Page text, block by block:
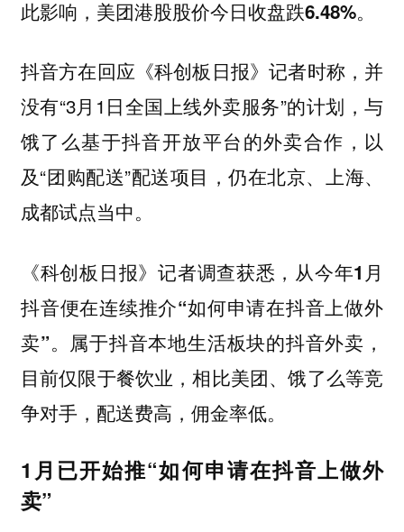
此影响，美团港股股价今日收盘跌6.48%。
抖音方在回应《科创板日报》记者时称，并
没有“3月1日全国上线外卖服务”的计划，与
饿了么基于抖音开放平台的外卖合作，以
及“团购配送”配送项目，仍在北京、上海、
成都试点当中。
《科创板日报》记者调查获悉， 从今年1月
抖音便在连续推介“如何申请在抖音上做外
卖”。属于抖音本地生活板块的抖音外卖，
目前仅限于餐饮业，相比美团、饿了么等竞
争对手，配送费高，佣金率低。
1月已开始推“如何申请在抖音上做外
卖”